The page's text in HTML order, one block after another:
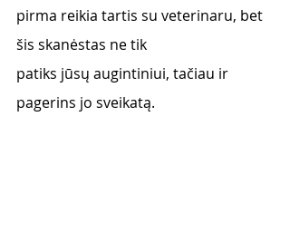
pirma reikia tartis su veterinaru, bet
šis skanėstas ne tik
patiks jūsų augintiniui, tačiau ir
pagerins jo sveikatą.